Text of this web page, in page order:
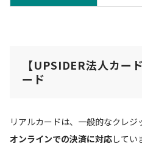
【UPSIDER法人カー
ード
リアルカードは、一般的なクレジ
オンラインでの決済に対応してい